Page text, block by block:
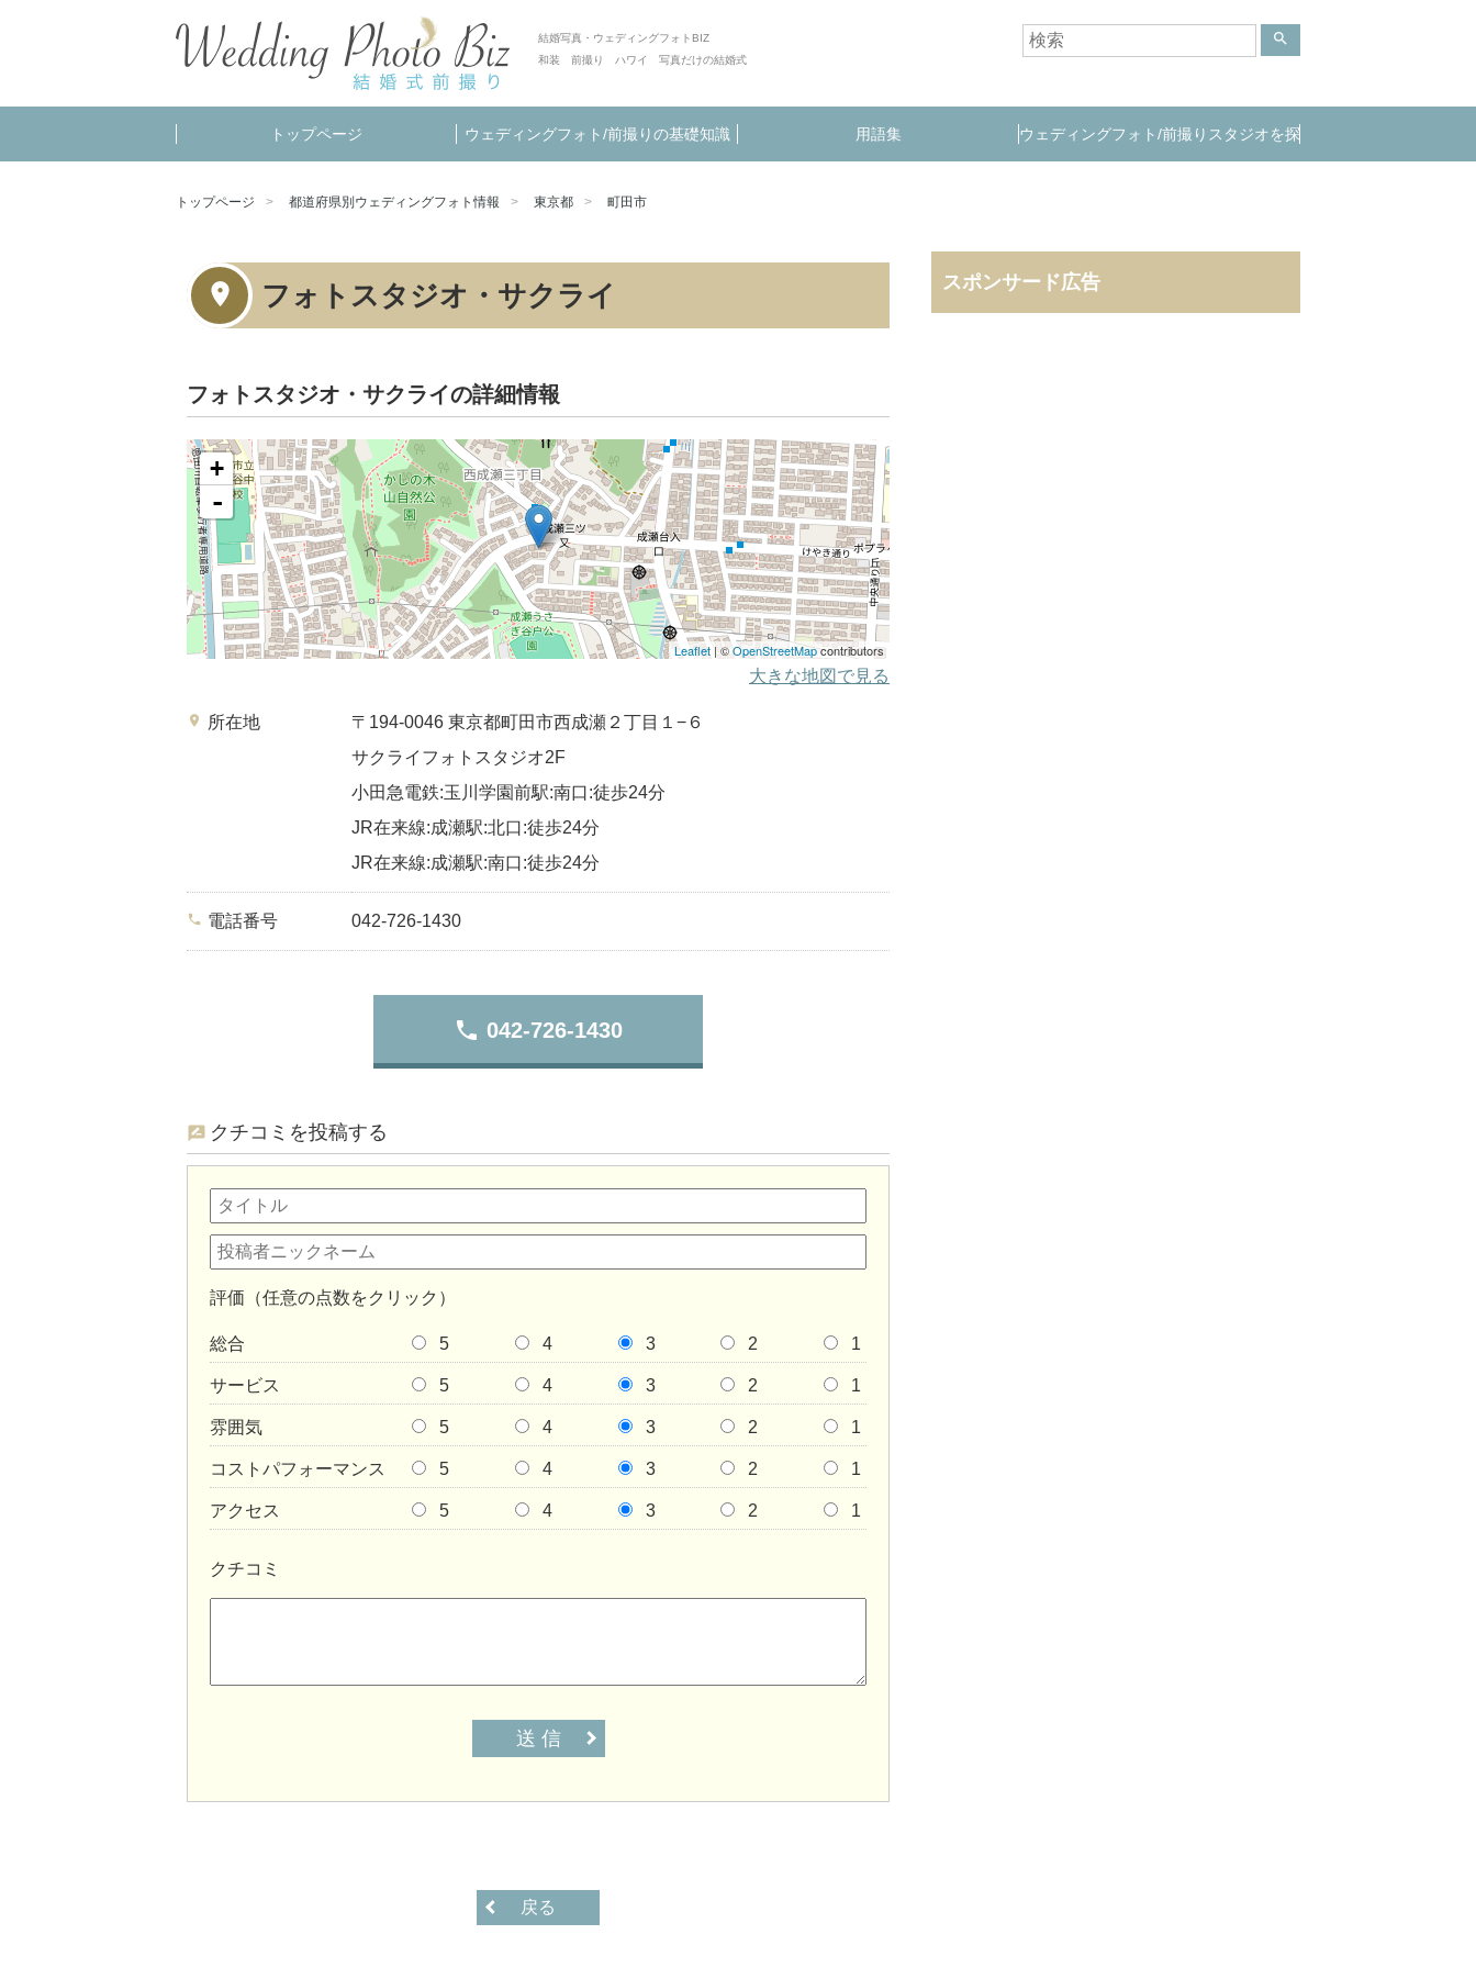
結婚写真・ウェディングフォトBIZ
和装 前撮り ハワイ 写真だけの結婚式
search
トップページ ウェディングフォト/前撮りの基礎知識 用語集 ウェディングフォト/前撮りスタジオを探
トップページ 都道府県別ウェディングフォト情報 東京都 町田市
フォトスタジオ・サクライ
フォトスタジオ・サクライの詳細情報
+
-
Leaflet | ©OpenStreetMapcontributors
大きな地図で見る
place 所在地
〒194-0046 東京都町田市西成瀬２丁目１−６
サクライフォトスタジオ2F
小田急電鉄:玉川学園前駅:南口:徒歩24分
JR在来線:成瀬駅:北口:徒歩24分
JR在来線:成瀬駅:南口:徒歩24分
phone 電話番号 042-726-1430
phone 042-726-1430
クチコミを投稿する
評価（任意の点数をクリック）
総合 5 4 3 2 1
サービス 5 4 3 2 1
雰囲気 5 4 3 2 1
コストパフォーマンス 5 4 3 2 1
アクセス 5 4 3 2 1
クチコミ
送 信
戻る
スポンサード広告